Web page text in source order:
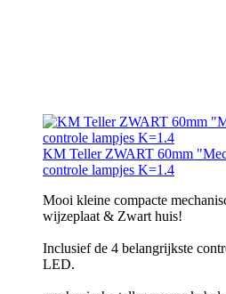
KM Teller ZWART 60mm
controle lampjes K=1.4
Mooi kleine compacte
wijzeplaat & Zwart huis!
Inclusief de 4 belangrijkste
LED.